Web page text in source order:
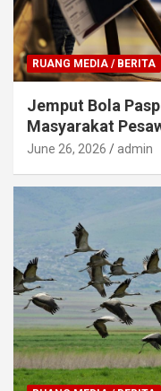
RUANG MEDIA / BERITA
Jemput Bola
Masyarakat
June 26, 2026 admin